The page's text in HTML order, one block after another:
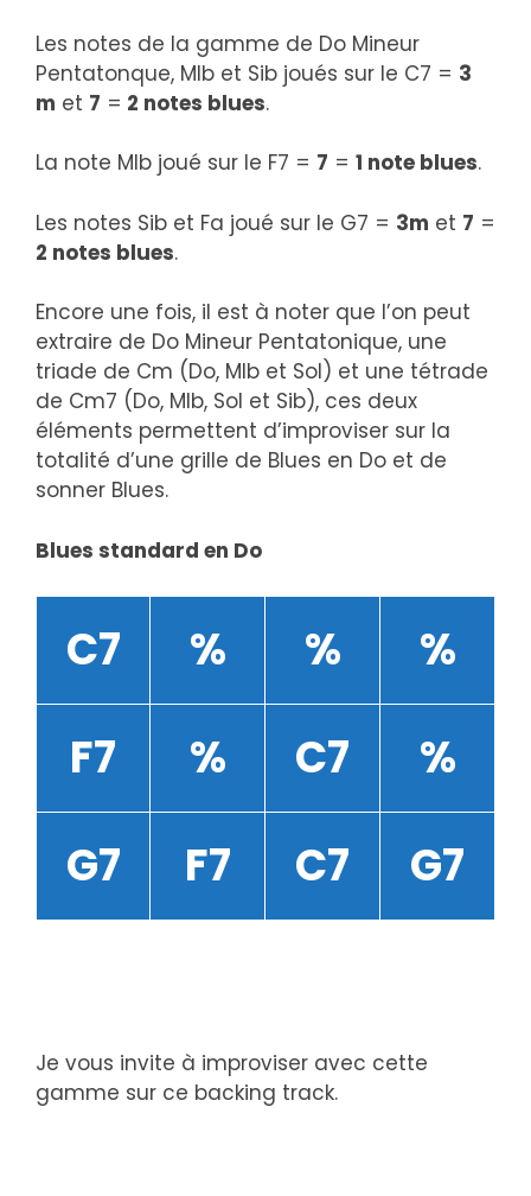
Les notes de la gamme de Do Mineur
Pentatonque, MIb et Sib joués sur le C7 = 3
m et 7 = 2 notes blues.
La note MIb joué sur le F7 = 7 = 1 note blues.
Les notes Sib et Fa joué sur le G7 = 3m et 7 =
2 notes blues.
Encore une fois, il est à noter que l’on peut
extraire de Do Mineur Pentatonique, une
triade de Cm (Do, MIb et Sol) et une tétrade
de Cm7 (Do, MIb, Sol et Sib), ces deux
éléments permettent d’improviser sur la
totalité d’une grille de Blues en Do et de
sonner Blues.
Blues standard en Do
C7 % %
%
F7
% C7
%
G7
F7 C7 G7
Je vous invite à improviser avec cette
gamme sur ce backing track.